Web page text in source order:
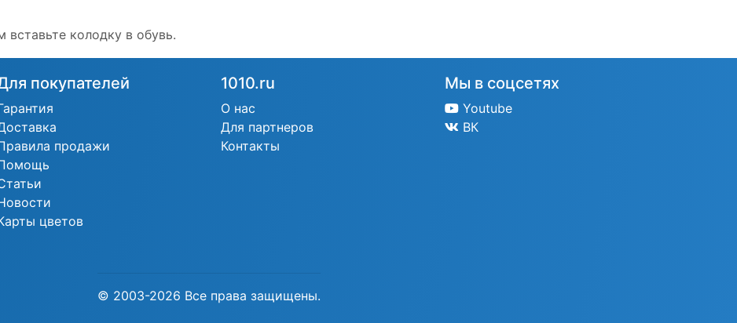
колодку в обувь.
покупателей
продажи
цветов
1010.ru
О нас
Для партнеров
Контакты
Мы в соцсетях
Youtube
ВК
© 2003-2026 Все права защищены.